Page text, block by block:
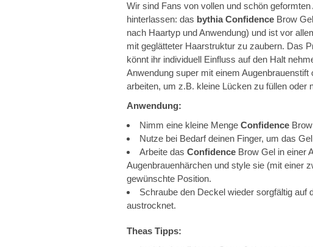
Wir sind Fans von vollen und schön
hinterlassen: das bythia Confidence Brow
nach Haartyp und Anwendung) und ist vor
mit geglätteter Haarstruktur zu zaubern. Das
könnt ihr individuell Einfluss auf den Halt
Anwendung super mit einem
arbeiten, um z.B. kleine Lücken zu füllen oder
Anwendung:
Nimm eine kleine Menge Confidence
Nutze bei Bedarf deinen Finger, um das
Arbeite das Confidence Brow Gel in einer
Augenbrauenhärchen und style sie (mit einer
gewünschte Position.
Schraube den Deckel wieder sorgfältig auf
austrocknet.
Theas Tipps: